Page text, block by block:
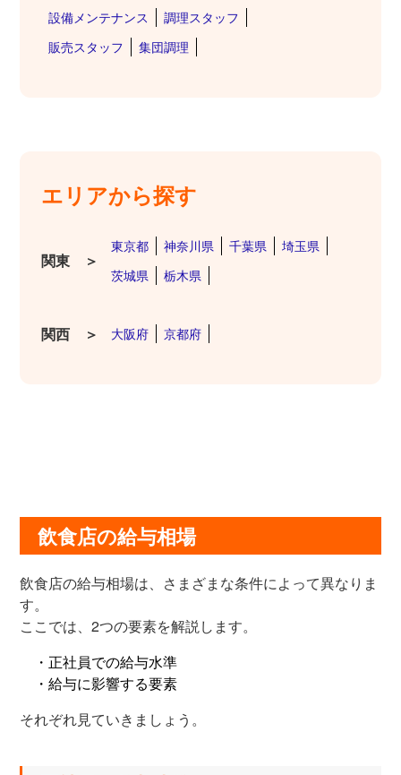
設備メンテナンス
調理スタッフ
販売スタッフ
集団調理
エリアから探す
関東 ＞
東京都 神奈川県 千葉県
埼玉県
茨城県
栃木県
関西 ＞ 大阪府 京都府
飲食店の給与相場
飲食店の給与相場は、さまざまな条件によって異なりま
す。
ここでは、2つの要素を解説します。
・正社員での給与水準
・給与に影響する要素
それぞれ見ていきましょう。